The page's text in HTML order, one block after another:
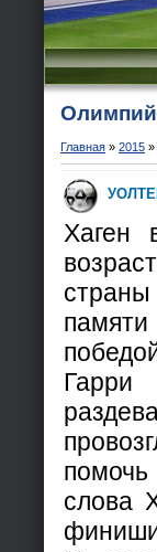
Главная » 2015 »
Хаген
слова